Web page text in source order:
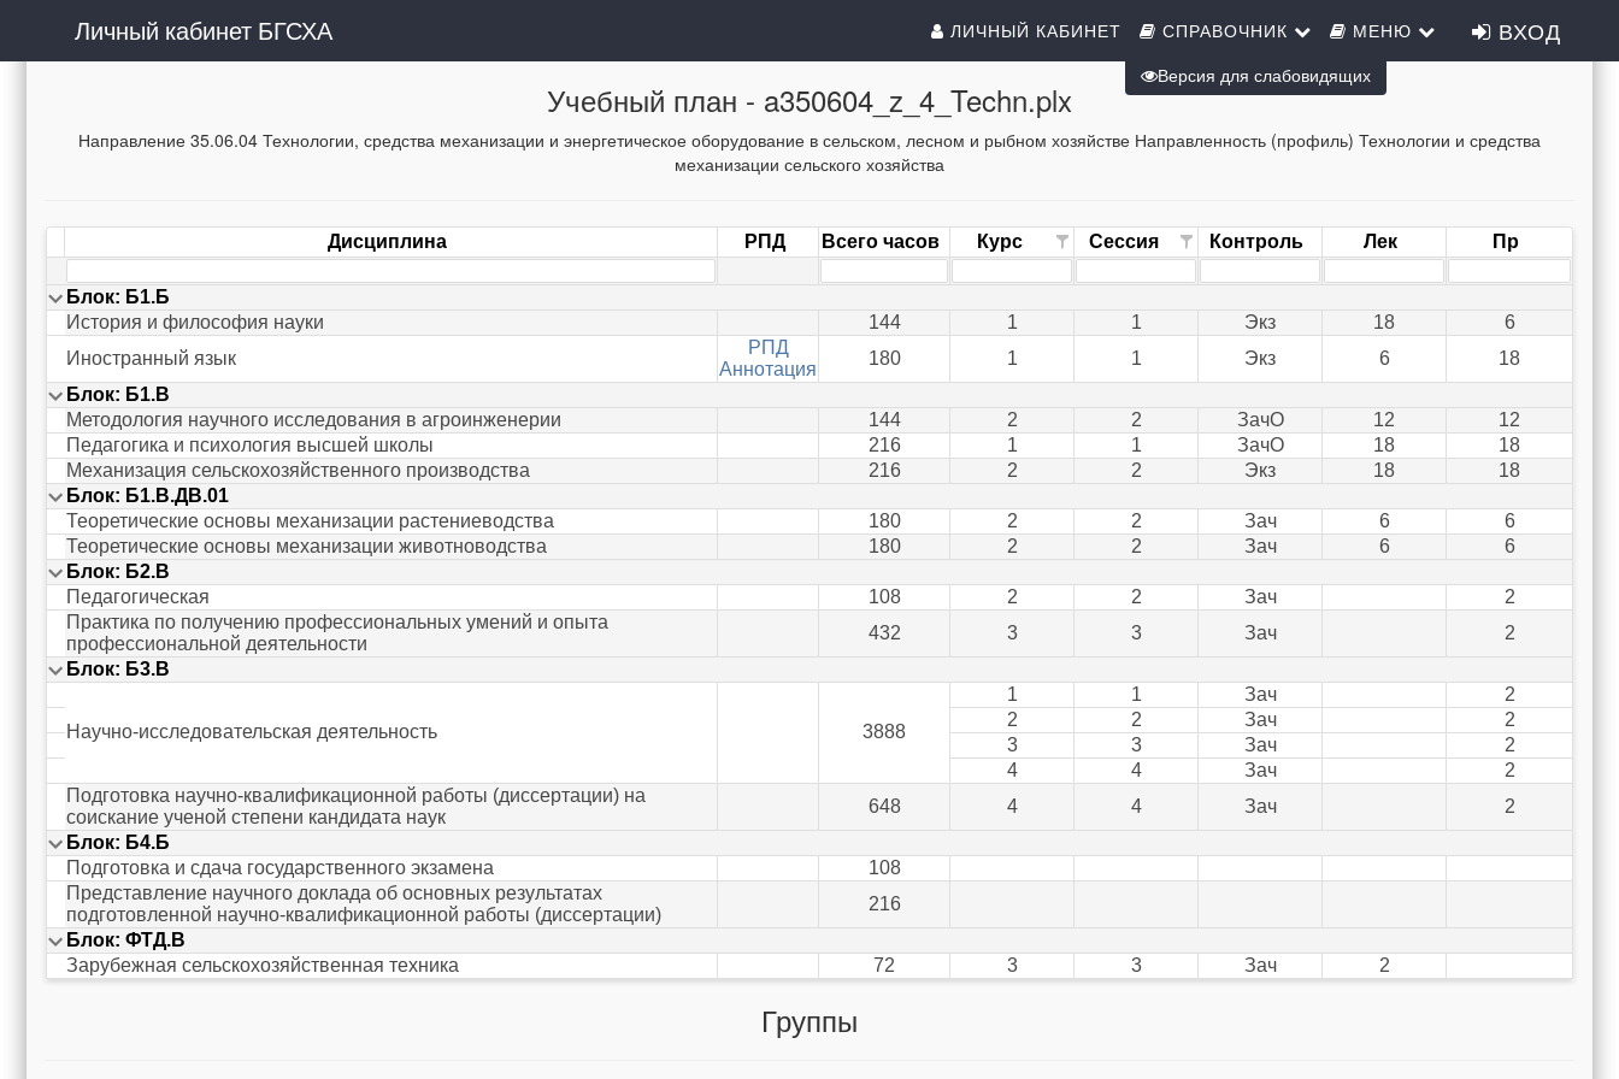
Личный кабинет БГСХА ЛИЧНЫЙ КАБИНЕТ СПРАВОЧНИК МЕНЮ ВХОД
Учебный план - a350604_z_4_Techn.plx
Направление 35.06.04 Технологии, средства механизации и энергетическое оборудование в сельском, лесном и рыбном хозяйстве Направленность (профиль) Технологии и средства
механизации сельского хозяйства
Дисциплина РПД Всего часов Курс Сессия Контроль Лек Пр
Блок: Б1.Б
История и философия науки
144 1 1 Экз 18
6
Иностранный язык
РПД
Аннотация
180 1 1 Экз 6
18
Блок: Б1.В
Методология научного исследования в агроинженерии
144 2 2 ЗачО 12
12
Педагогика и психология высшей школы
216 1 1 ЗачО 18
18
Механизация сельскохозяйственного производства
216 2 2 Экз 18
18
Блок: Б1.В.ДВ.01
Теоретические основы механизации растениеводства
180 2 2 Зач 6
6
Теоретические основы механизации животноводства
180 2 2 Зач 6
6
Блок: Б2.В
Педагогическая
108 2 2 Зач
2
Практика по получению профессиональных умений и опыта
профессиональной деятельности
432 3 3 Зач
2
Блок: Б3.В
Научно-исследовательская деятельность 3888
1 1 Зач
2
2
2 Зач
2
3
3 Зач
2
4
4 Зач
2
Подготовка научно-квалификационной работы (диссертации) на
соискание ученой степени кандидата наук
648 4 4 Зач
2
Блок: Б4.Б
Подготовка и сдача государственного экзамена
108
Представление научного доклада об основных результатах
подготовленной научно-квалификационной работы (диссертации)
216
Блок: ФТД.В
Зарубежная сельскохозяйственная техника
72 3 3 Зач 2
Группы
Версия для слабовидящих